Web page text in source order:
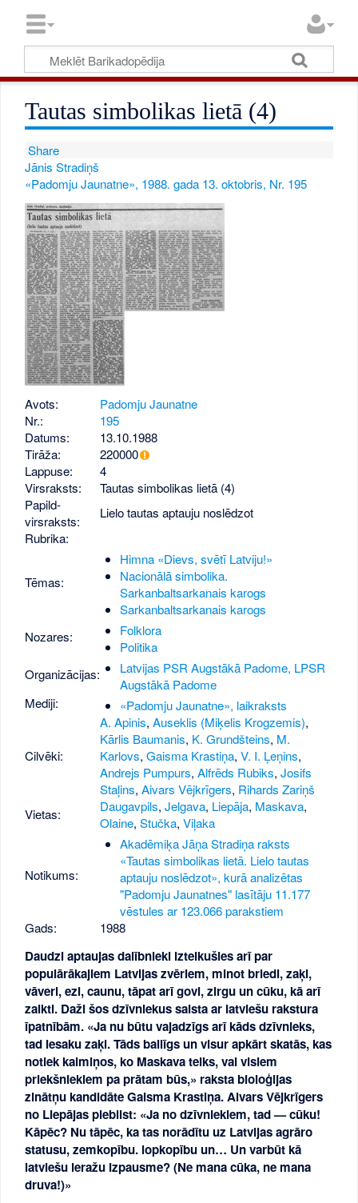
Tautas simbolikas lietā (4)
Share
Jānis Stradiņš
«Padomju Jaunatne», 1988. gada 13. oktobris, Nr. 195
Avots:
Padomju Jaunatne
Nr.:
195
Datums:
13.10.1988
Tirāža:
220000
Lappuse:
4
Virsraksts:
Tautas simbolikas lietā (4)
Papild­
virsraksts:
Lielo tautas aptauju noslēdzot
Rubrika:
Tēmas:
Himna «Dievs, svētī Latviju!»
Nacionālā simbolika.
Sarkanbaltsarkanais karogs
Sarkanbaltsarkanais karogs
Nozares:
Folklora
Politika
Organizācijas:
Latvijas PSR Augstākā Padome, LPSR
Augstākā Padome
Mediji:
«Padomju Jaunatne», laikraksts
Cilvēki:
A. Apinis,Auseklis (Miķelis Krogzemis),
Kārlis Baumanis, K. Grundšteins, M.
Karlovs,Gaisma Krastiņa,V. I. Ļeņins,
Andrejs Pumpurs,Alfrēds Rubiks,Josifs
Staļins,Aivars Vējkrīgers, Rihards Zariņš
Vietas:
Daugavpils,Jelgava, Liepāja, Maskava,
Olaine,Stučka,Viļaka
Notikums:
Akadēmiķa Jāņa Stradiņa raksts
«Tautas simbolikas lietā. Lielo tautas
aptauju noslēdzot», kurā analizētas
"Padomju Jaunatnes" lasītāju 11.177
vēstules ar 123.066 parakstiem
Gads:
1988
Daudzi aptaujas dalībnieki izteikušies arī par
populārākajiem Latvijas zvēriem, minot briedi, zaķi,
vāveri, ezi, caunu, tāpat arī govi, zirgu un cūku, kā arī
zalkti. Daži šos dzīvniekus saista ar latviešu rakstura
īpatnībām. «Ja nu būtu vajadzīgs arī kāds dzīvnieks,
tad iesaku zaķi. Tāds bailīgs un visur apkārt skatās, kas
notiek kaimiņos, ko Maskava teiks, vai visiem
priekšniekiem pa prātam būs,» raksta bioloģijas
zinātņu kandidāte Gaisma Krastiņa. Aivars Vējkrīgers
no Liepājas piebilst: «Ja no dzīvniekiem, tad — cūku!
Kāpēc? Nu tāpēc, ka tas norādītu uz Latvijas agrāro
statusu, zemkopību. lopkopību un… Un varbūt kā
latviešu ieražu izpausme? (Ne mana cūka, ne mana
druva!)»